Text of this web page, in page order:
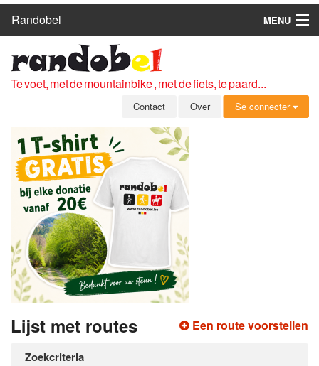
Randobel
MENU
ROUTES
CLUBS
OVER
LEDEN
ZICH AANMELDEN
GRATIS REGISTRATIE
WACHTWOORD VERGETEN
Te voet, met de mountainbike , met de fiets, te paard...
Contact Over Se connecter
Een route voorstellen
Lijst met routes
Zoekcriteria